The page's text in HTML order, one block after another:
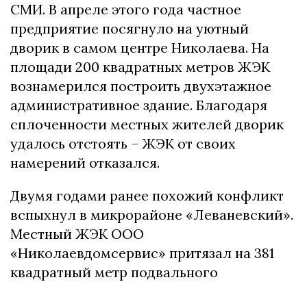
СМИ. В апреле этого года частное
предприятие посягнуло на уютный
дворик в самом центре Николаева. На
площади 200 квадратных метров ЖЭК
вознамерился построить двухэтажное
административное здание. Благодаря
сплоченности местных жителей дворик
удалось отстоять – ЖЭК от своих
намерений отказался.
Двумя годами ранее похожий конфликт
вспыхнул в микрорайоне «Леваневский».
Местный ЖЭК ООО
«Николаевдомсервис» притязал на 381
квадратный метр подвального